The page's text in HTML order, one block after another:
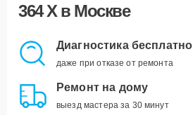
364 Xв Москве
Диагностика бесплатно
даже при отказе от ремонта
Ремонт на дому
выезд мастера за 30 минут